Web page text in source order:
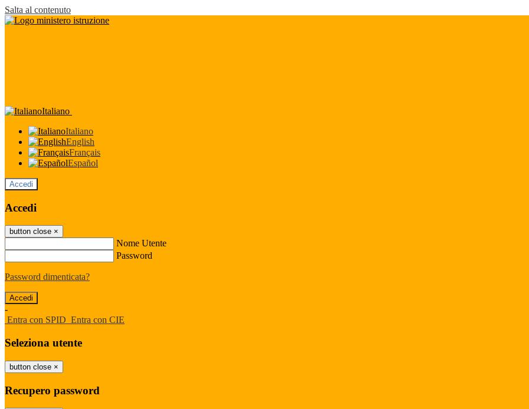
Salta al contenuto
Italiano
Italiano
English
Français
Español
Accedi
Accedi
button close ×
Nome Utente
Password
Password dimenticata?
-
Entra con SPID Entra con CIE
Seleziona utente
button close ×
Recupero password